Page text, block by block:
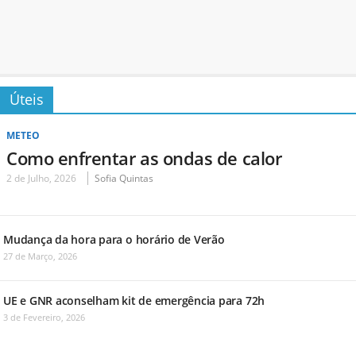
Úteis
METEO
Como enfrentar as ondas de calor
2 de Julho, 2026 Sofia Quintas
Mudança da hora para o horário de Verão
27 de Março, 2026
UE e GNR aconselham kit de emergência para 72h
3 de Fevereiro, 2026